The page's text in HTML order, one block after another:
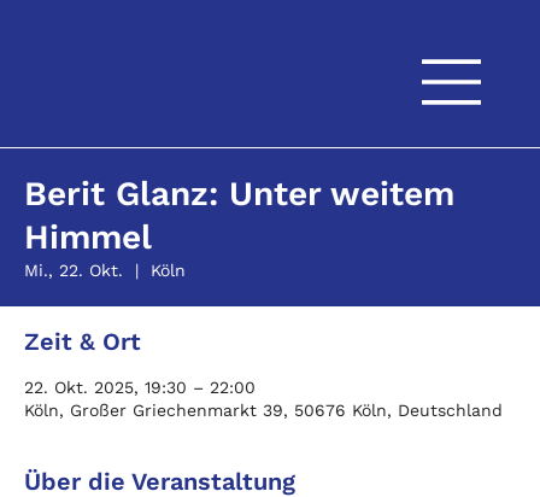
Berit Glanz: Unter weitem
Himmel
Mi., 22. Okt.
  |
Köln
Zeit & Ort
22. Okt. 2025, 19:30 – 22:00
Köln, Großer Griechenmarkt 39, 50676 Köln, Deutschland
Über die Veranstaltung